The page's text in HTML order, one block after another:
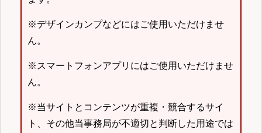
※デザインカンプなどにはご使用いただけませ
ん。
※スマートフォンアプリにはご使用いただけませ
ん。
※当サイトとコンテンツが重複・競合するサイ
ト、その他当事務局が不適切と判断した用途では